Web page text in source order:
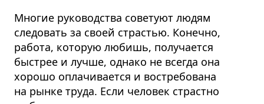
Многие руководства советуют людям
следовать за своей страстью. Конечно,
работа, которую любишь, получается
быстрее и лучше, однако не всегда она
хорошо оплачивается и востребована
на рынке труда. Если человек страстно